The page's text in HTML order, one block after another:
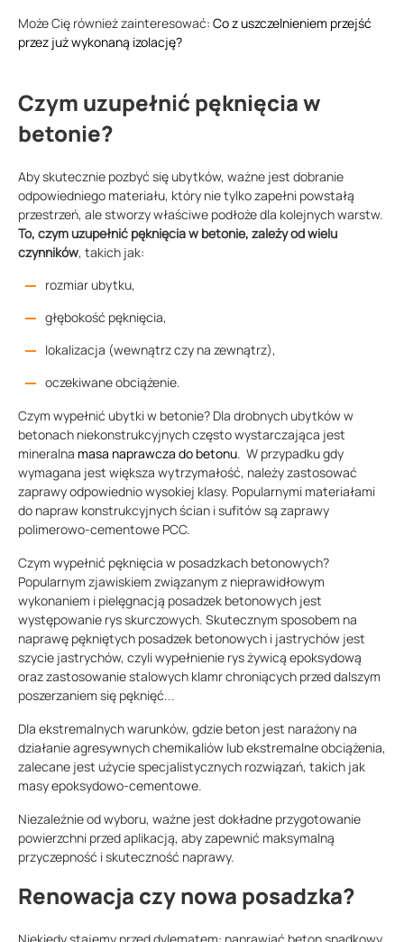
Może Cię również zainteresować: Co z uszczelnieniem przejść
przez już wykonaną izolację?
Czym uzupełnić pęknięcia w
betonie?
Aby skutecznie pozbyć się ubytków, ważne jest dobranie
odpowiedniego materiału, który nie tylko zapełni powstałą
przestrzeń, ale stworzy właściwe podłoże dla kolejnych warstw.
To, czym uzupełnić pęknięcia w betonie, zależy od wielu
czynników, takich jak:
rozmiar ubytku,
głębokość pęknięcia,
lokalizacja (wewnątrz czy na zewnątrz),
oczekiwane obciążenie.
Czym wypełnić ubytki w betonie? Dla drobnych ubytków w
betonach niekonstrukcyjnych często wystarczająca jest
mineralna masa naprawcza do betonu. W przypadku gdy
wymagana jest większa wytrzymałość, należy zastosować
zaprawy odpowiednio wysokiej klasy. Popularnymi materiałami
do napraw konstrukcyjnych ścian i sufitów są zaprawy
polimerowo-cementowe PCC.
Czym wypełnić pęknięcia w posadzkach betonowych?
Popularnym zjawiskiem związanym z nieprawidłowym
wykonaniem i pielęgnacją posadzek betonowych jest
występowanie rys skurczowych. Skutecznym sposobem na
naprawę pękniętych posadzek betonowych i jastrychów jest
szycie jastrychów, czyli wypełnienie rys żywicą epoksydową
oraz zastosowanie stalowych klamr chroniących przed dalszym
poszerzaniem się pęknięć...
Dla ekstremalnych warunków, gdzie beton jest narażony na
działanie agresywnych chemikaliów lub ekstremalne obciążenia,
zalecane jest użycie specjalistycznych rozwiązań, takich jak
masy epoksydowo-cementowe.
Niezależnie od wyboru, ważne jest dokładne przygotowanie
powierzchni przed aplikacją, aby zapewnić maksymalną
przyczepność i skuteczność naprawy.
Renowacja czy nowa posadzka?